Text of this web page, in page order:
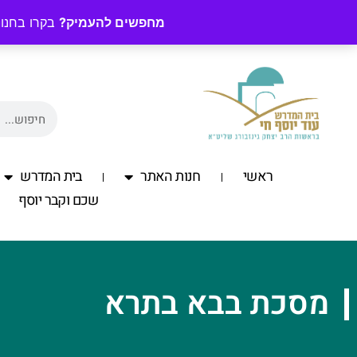
מחפשים להעמיק? בקרו
ראשי חנות האתר בית המדרש
שכם וקבר יוסף
מסכת בבא בתרא